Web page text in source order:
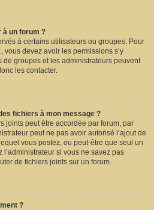
à un forum ?
à certains utilisateurs ou groupes. Pour
vous devez avoir les permissions s’y
groupes et les administrateurs peuvent
les contacter.
fichiers à mon message ?
joints peut être accordée par forum, par
peut ne pas avoir autorisé l’ajout de
vous postez, ou peut-être que seul un
si vous ne savez pas
de fichiers joints sur un forum.
?